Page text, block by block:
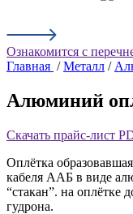
Ознакомится с
Главная /Металл /
Алюминий
Скачать прайс-лист
Оплётка
кабеля ААБ в виде
“стакан”. на оплётке
гудрона.